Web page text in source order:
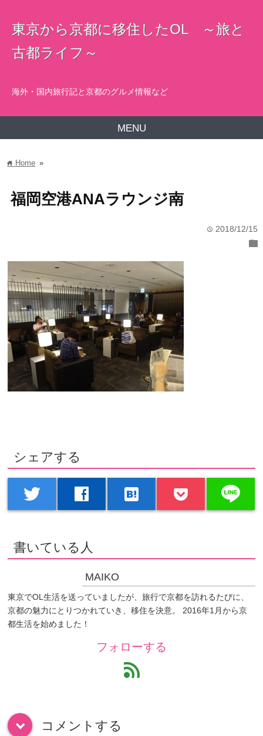
東京から京都に移住したOL ～旅と
古都ライフ～
海外・国内旅行記と京都のグルメ情報など
MENU
home Home »
福岡空港ANAラウンジ南
time 2018/12/15
folder
シェアする
twitter facebook hatenabookmark line
書いている人
MAIKO
東京でOL生活を送っていましたが、旅行で京都を訪れるたびに、
京都の魅力にとりつかれていき、移住を決意。 2016年1月から京
都生活を始めました！
フォローする
feed
down コメントする